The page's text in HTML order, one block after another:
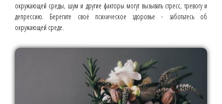
окружающей среды, шум и другие факторы могут вызывать стресс, тревогу и
депрессию. Берегите своё психическое здоровье - заботьтесь об
окружающей среде.